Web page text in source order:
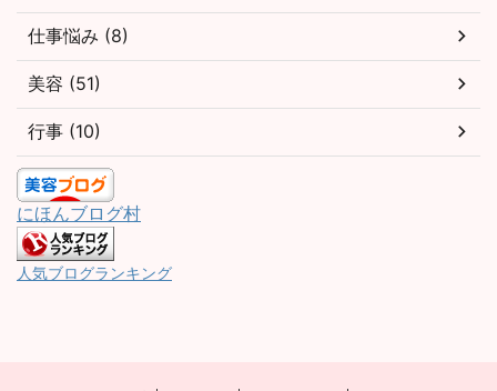
仕事悩み (8)
美容 (51)
行事 (10)
にほんブログ村
人気ブログランキング